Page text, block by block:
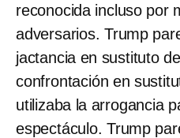
reconocida incluso por
adversarios. Trump
jactancia en sustituto
confrontación en
utilizaba la arrogancia
espectáculo. Trump